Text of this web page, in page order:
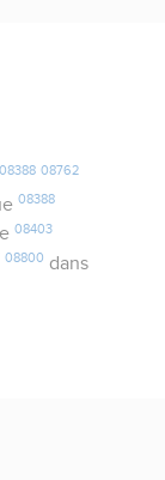
08388 08762
08388
08403
08800 dans